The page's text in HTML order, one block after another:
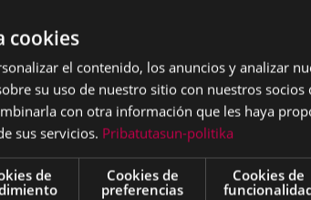
cookies
el contenido, los anuncios y analizar
su uso de nuestro sitio con nuestros socios
con otra información que les haya
sus servicios. Pribatutasun-politika
de
Cookies de
preferencias
Cookies de